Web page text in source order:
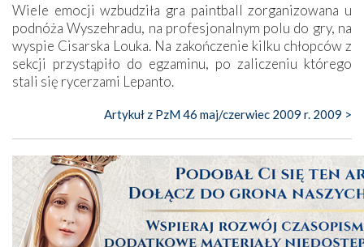
Wiele emocji wzbudziła gra paintball zorganizowana u
podnóża Wyszehradu, na profesjonalnym polu do gry, na
wyspie Cisarska Louka. Na zakończenie kilku chłopców z
sekcji przystąpiło do egzaminu, po zaliczeniu którego
stali się rycerzami Lepanto.
Artykuł z PzM 46 maj/czerwiec 2009 r. 2009 >